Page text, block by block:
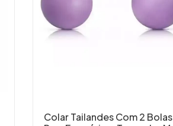
Colar Tailandes Com 2 Bolas